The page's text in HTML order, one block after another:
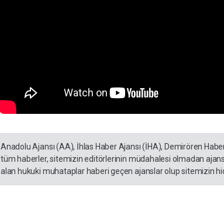
Anadolu Ajansı (AA), İhlas Haber Ajansı (İHA), Demirören
tüm haberler, sitemizin editörlerinin müdahalesi olmadan
alan hukuki muhataplar haberi geçen ajanslar olup sitemizin